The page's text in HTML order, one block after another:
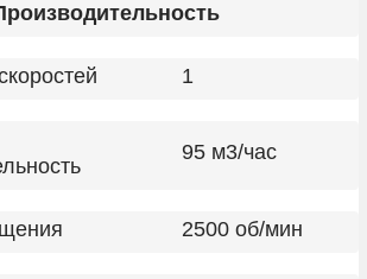
1
95 м3/час
2500 об/мин